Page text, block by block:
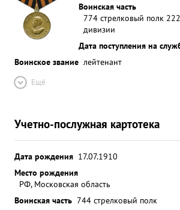
Воинская часть
774 стрелковый полк
дивизии
Дата поступления на
Воинское звание лейтенант
Ещё
Учетно-послужная картотека
Дата рождения 17.07.1910
Место рождения
РФ, Московская область
Воинская часть 744 стрелковый полк